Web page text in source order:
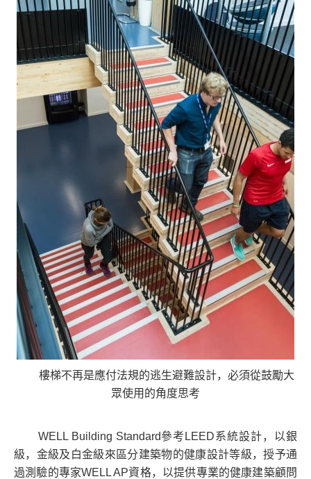
樓梯不再是應付法規的逃生避難設計，必須從鼓勵大
眾使用的角度思考
WELL Building Standard參考LEED系統設計，以銀
級，金級及白金級來區分建築物的健康設計等級，授予通
過測驗的專家WELL AP資格，以提供專業的健康建築顧問